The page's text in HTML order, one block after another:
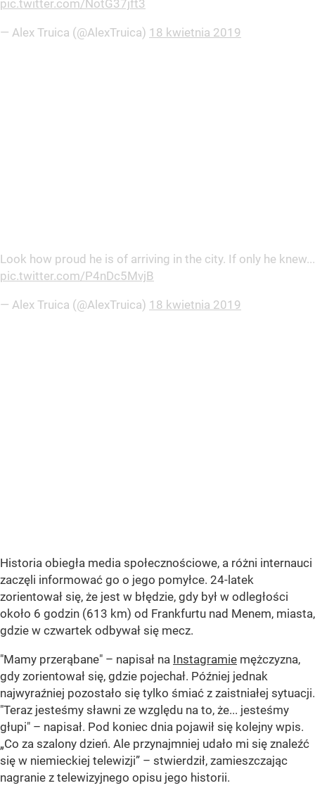
pic.twitter.com/NotG37jft3
— Alex Truica (@AlexTruica) 18 kwietnia 2019
Look how proud he is of arriving in the city. If only he knew...
pic.twitter.com/P4nDc5MvjB
— Alex Truica (@AlexTruica) 18 kwietnia 2019
Historia obiegła media społecznościowe, a różni internauci
zaczęli informować go o jego pomyłce. 24-latek
zorientował się, że jest w błędzie, gdy był w odległości
około 6 godzin (613 km) od Frankfurtu nad Menem, miasta,
gdzie w czwartek odbywał się mecz.
"Mamy przerąbane" – napisał na Instagramie mężczyzna,
gdy zorientował się, gdzie pojechał. Później jednak
najwyraźniej pozostało się tylko śmiać z zaistniałej sytuacji.
"Teraz jesteśmy sławni ze względu na to, że... jesteśmy
głupi" – napisał. Pod koniec dnia pojawił się kolejny wpis.
„Co za szalony dzień. Ale przynajmniej udało mi się znaleźć
się w niemieckiej telewizji” – stwierdził, zamieszczając
nagranie z telewizyjnego opisu jego historii.